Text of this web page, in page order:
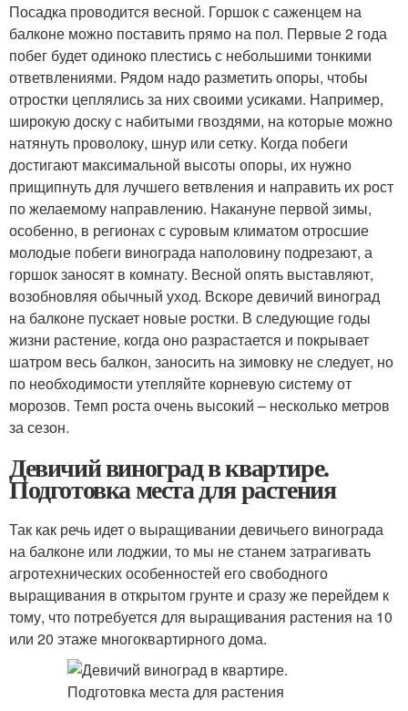
Посадка проводится весной. Горшок с саженцем на
балконе можно поставить прямо на пол. Первые 2 года
побег будет одиноко плестись с небольшими тонкими
ответвлениями. Рядом надо разметить опоры, чтобы
отростки цеплялись за них своими усиками. Например,
широкую доску с набитыми гвоздями, на которые можно
натянуть проволоку, шнур или сетку. Когда побеги
достигают максимальной высоты опоры, их нужно
прищипнуть для лучшего ветвления и направить их рост
по желаемому направлению. Накануне первой зимы,
особенно, в регионах с суровым климатом отросшие
молодые побеги винограда наполовину подрезают, а
горшок заносят в комнату. Весной опять выставляют,
возобновляя обычный уход. Вскоре девичий виноград
на балконе пускает новые ростки. В следующие годы
жизни растение, когда оно разрастается и покрывает
шатром весь балкон, заносить на зимовку не следует, но
по необходимости утепляйте корневую систему от
морозов. Темп роста очень высокий – несколько метров
за сезон.
Девичий виноград в квартире.
Подготовка места для растения
Так как речь идет о выращивании девичьего винограда
на балконе или лоджии, то мы не станем затрагивать
агротехнических особенностей его свободного
выращивания в открытом грунте и сразу же перейдем к
тому, что потребуется для выращивания растения на 10
или 20 этаже многоквартирного дома.